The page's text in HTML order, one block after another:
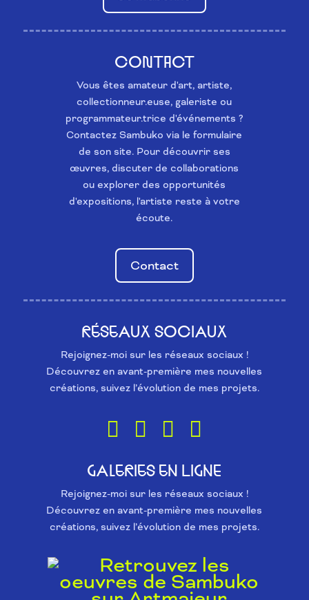
CONTACT
Vous êtes amateur d'art, artiste,
collectionneur.euse, galeriste ou
programmateur.trice d'événements ?
Contactez Sambuko via le formulaire
de son site. Pour découvrir ses
œuvres, discuter de collaborations
ou explorer des opportunités
d'expositions, l'artiste reste à votre
écoute.
Contact
RÉSEAUX SOCIAUX
Rejoignez-moi sur les réseaux sociaux !
Découvrez en avant-première mes nouvelles
créations, suivez l’évolution de mes projets.
GALERIES EN LIGNE
Rejoignez-moi sur les réseaux sociaux !
Découvrez en avant-première mes nouvelles
créations, suivez l’évolution de mes projets.